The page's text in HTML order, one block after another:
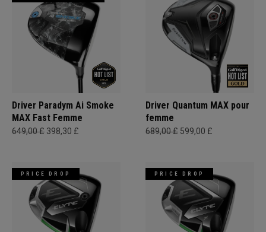
Driver Paradym Ai Smoke
MAX Fast Femme
649,00 £ 398,30 £
Driver Quantum MAX pour
femme
689,00 £ 599,00 £
PRICE DROP PRICE DROP